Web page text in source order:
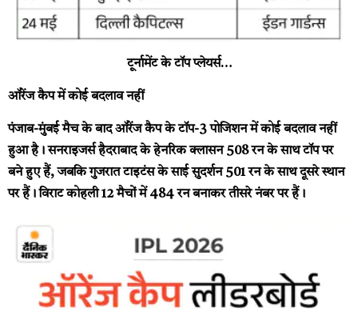
टूर्नामेंट के टॉप प्लेयर्स…
ऑरेंज कैप में कोई बदलाव नहीं
पंजाब-मुंबई मैच के बाद ऑरेंज कैप के टॉप-3 पोजिशन में कोई बदलाव नहीं
हुआ है। सनराइजर्स हैदराबाद के हेनरिक क्लासन 508 रन के साथ टॉप पर
बने हुए हैं, जबकि गुजरात टाइटंस के साई सुदर्शन 501 रन के साथ दूसरे स्थान
पर हैं। विराट कोहली 12 मैचों में 484 रन बनाकर तीसरे नंबर पर हैं।